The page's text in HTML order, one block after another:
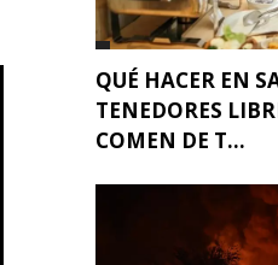
QUÉ HACER EN
TENEDORES
COMEN DE T...